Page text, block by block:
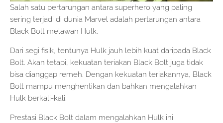
Salah satu pertarungan antara superhero yang paling
sering terjadi di dunia Marvel adalah pertarungan antara
Black Bolt melawan Hulk.
Dari segi fisik, tentunya Hulk jauh lebih kuat daripada Black
Bolt. Akan tetapi, kekuatan teriakan Black Bolt juga tidak
bisa dianggap remeh. Dengan kekuatan teriakannya, Black
Bolt mampu menghentikan dan bahkan mengalahkan
Hulk berkali-kali.
Prestasi Black Bolt dalam mengalahkan Hulk ini